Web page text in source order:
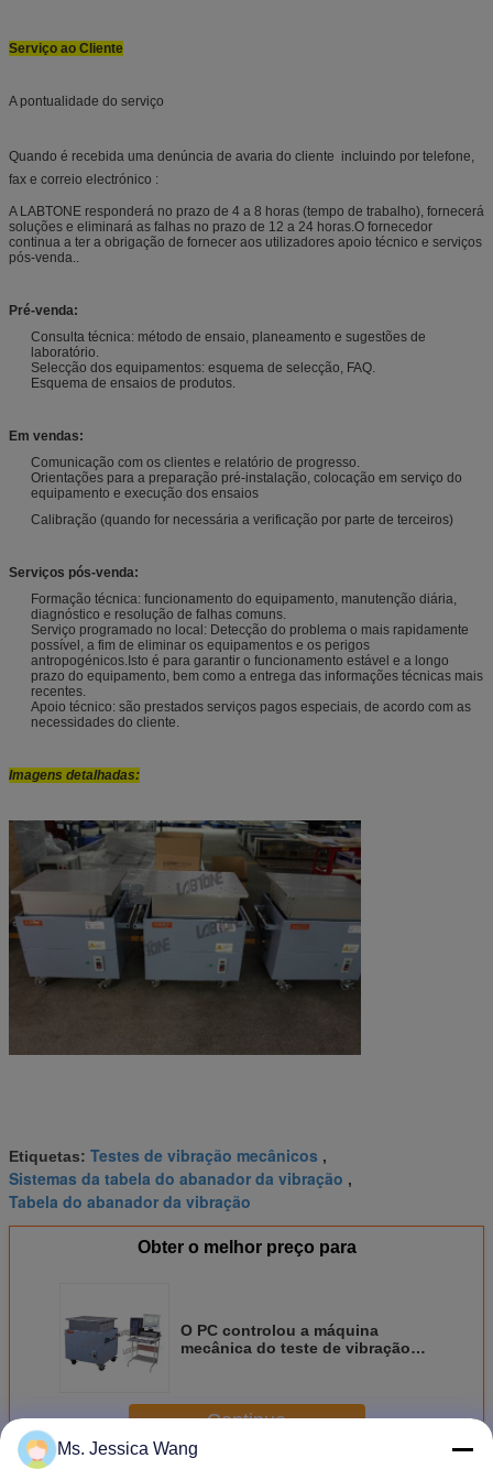
Serviço ao Cliente
A pontualidade do serviço
Quando é recebida uma denúncia de avaria do cliente  incluindo por telefone,
fax e correio electrónico :
A LABTONE responderá no prazo de 4 a 8 horas (tempo de trabalho), fornecerá
soluções e eliminará as falhas no prazo de 12 a 24 horas.O fornecedor
continua a ter a obrigação de fornecer aos utilizadores apoio técnico e serviços
pós-venda..
Pré-venda:
Consulta técnica: método de ensaio, planeamento e sugestões de
laboratório.
Selecção dos equipamentos: esquema de selecção, FAQ.
Esquema de ensaios de produtos.
Em vendas:
Comunicação com os clientes e relatório de progresso.
Orientações para a preparação pré-instalação, colocação em serviço do
equipamento e execução dos ensaios
Calibração (quando for necessária a verificação por parte de terceiros)
Serviços pós-venda:
Formação técnica: funcionamento do equipamento, manutenção diária,
diagnóstico e resolução de falhas comuns.
Serviço programado no local: Detecção do problema o mais rapidamente
possível, a fim de eliminar os equipamentos e os perigos
antropogénicos.Isto é para garantir o funcionamento estável e a longo
prazo do equipamento, bem como a entrega das informações técnicas mais
recentes.
Apoio técnico: são prestados serviços pagos especiais, de acordo com as
necessidades do cliente.
Imagens detalhadas:
Etiquetas: Testes de vibração mecânicos ,
Sistemas da tabela do abanador da vibração ,
Tabela do abanador da vibração
Obter o melhor preço para
O PC controlou a máquina
mecânica do teste de vibração
Continue
Ms. Jessica Wang